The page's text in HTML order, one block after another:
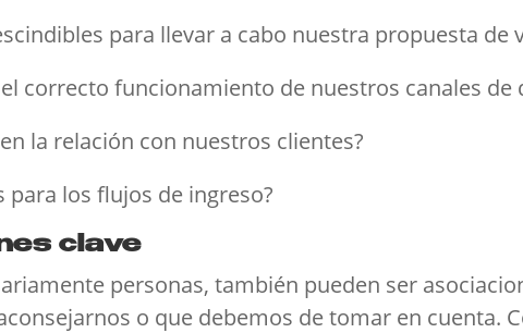
para llevar a cabo nuestra propuesta de
correcto funcionamiento de nuestros canales de
la relación con nuestros clientes?
para los flujos de ingreso?
clave
personas, también pueden ser
o que debemos de tomar en cuenta.